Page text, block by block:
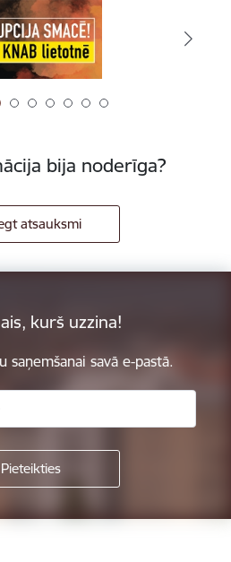
bija noderīga?
atsauksmi
kurš uzzina!
saņemšanai savā e-pastā.